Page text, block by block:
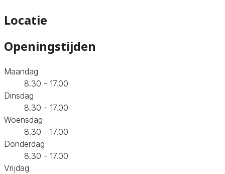
Locatie
Openingstijden
Maandag
8.30 - 17.00
Dinsdag
8.30 - 17.00
Woensdag
8.30 - 17.00
Donderdag
8.30 - 17.00
Vrijdag